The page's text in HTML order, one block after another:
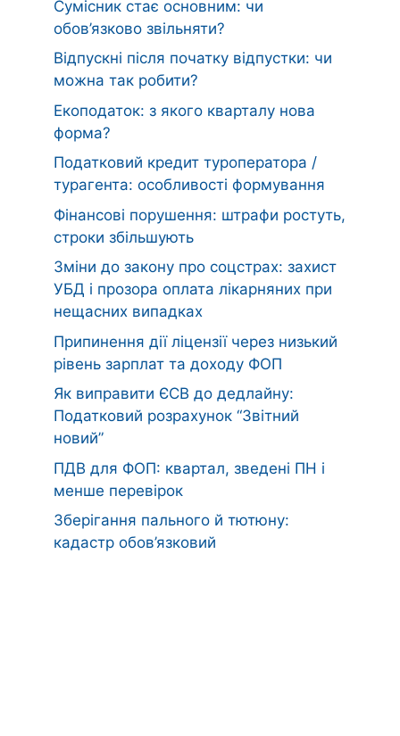
Сумісник стає основним: чи
обов’язково звільняти?
Відпускні після початку відпустки: чи
можна так робити?
Екоподаток: з якого кварталу нова
форма?
Податковий кредит туроператора /
турагента: особливості формування
Фінансові порушення: штрафи ростуть,
строки збільшують
Зміни до закону про соцстрах: захист
УБД і прозора оплата лікарняних при
нещасних випадках
Припинення дії ліцензії через низький
рівень зарплат та доходу ФОП
Як виправити ЄСВ до дедлайну:
Податковий розрахунок “Звітний
новий”
ПДВ для ФОП: квартал, зведені ПН і
менше перевірок
Зберігання пального й тютюну:
кадастр обов’язковий